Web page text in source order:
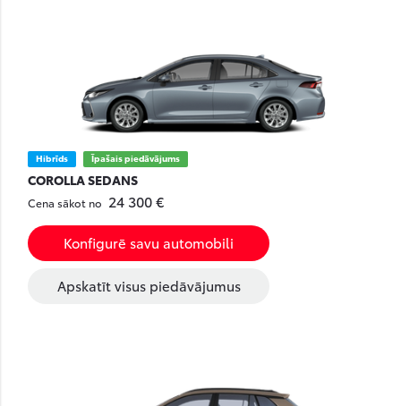
Hibrīds Īpašais piedāvājums
COROLLA SEDANS
Cena sākot no 24 300 €
Konfigurē savu automobili
Apskatīt visus piedāvājumus